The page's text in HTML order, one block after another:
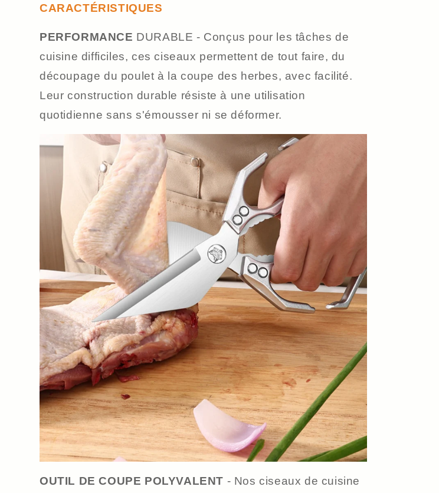
CARACTÉRISTIQUES
PERFORMANCE DURABLE - Conçus pour les tâches de
cuisine difficiles, ces ciseaux permettent de tout faire, du
découpage du poulet à la coupe des herbes, avec facilité.
Leur construction durable résiste à une utilisation
quotidienne sans s'émousser ni se déformer.
OUTIL DE COUPE POLYVALENT - Nos ciseaux de cuisine